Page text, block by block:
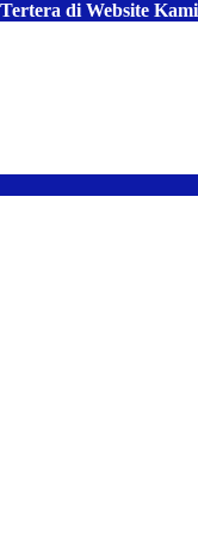
di Website